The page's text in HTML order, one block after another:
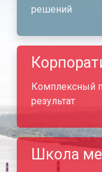
решений
Комплексный
результат
Школа